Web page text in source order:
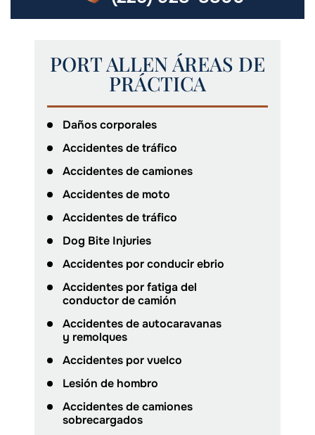
PORT ALLEN ÁREAS DE
PRÁCTICA
Daños corporales
Accidentes de tráfico
Accidentes de camiones
Accidentes de moto
Accidentes de tráfico
Dog Bite Injuries
Accidentes por conducir ebrio
Accidentes por fatiga del
conductor de camión
Accidentes de autocaravanas
y remolques
Accidentes por vuelco
Lesión de hombro
Accidentes de camiones
sobrecargados